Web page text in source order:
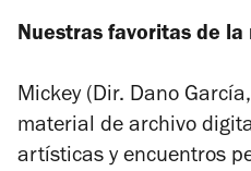
Nuestras favoritas de
Mickey (Dir. Dano
material de archivo
artísticas y encuentros